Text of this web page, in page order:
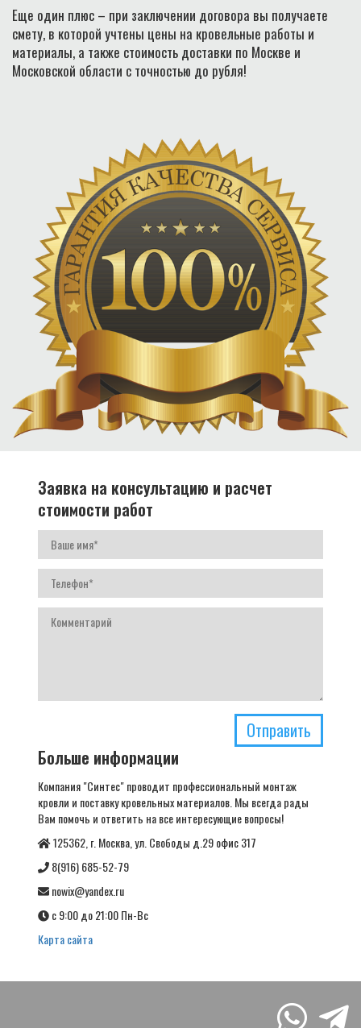
Еще один плюс – при заключении договора вы получаете
смету, в которой учтены цены на кровельные работы и
материалы, а также стоимость доставки по Москве и
Московской области с точностью до рубля!
Заявка на консультацию и расчет
стоимости работ
Отправить
Больше информации
Компания "Синтес" проводит профессиональный монтаж
кровли и поставку кровельных материалов. Мы всегда рады
Вам помочь и ответить на все интересующие вопросы!
125362, г. Москва, ул. Свободы д.29 офис 317
8(916) 685-52-79
nowix@yandex.ru
с 9:00 до 21:00 Пн-Вс
Карта сайта